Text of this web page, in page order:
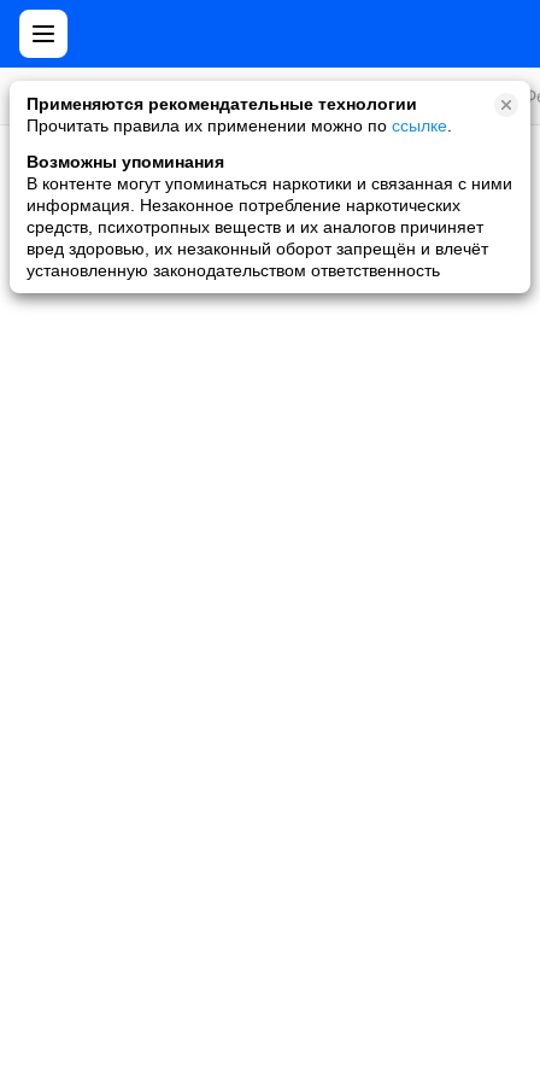
Все игры
Применяются рекомендательные технологии
Прочитать правила их применении можно по ссылке
Возможны упоминания
В контенте могут упоминаться наркотики и связанная с ними
информация. Незаконное потребление наркотических
средств, психотропных веществ и их аналогов причиняет
вред здоровью, их незаконный оборот запрещён и влечёт
установленную законодательством ответственность
Скидки и акции
Ни одной игры не найдено